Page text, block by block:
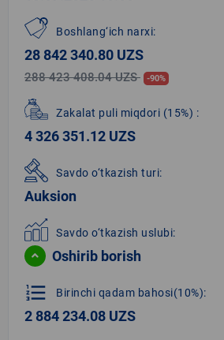
Boshlang‘ich narxi:
28 842 340.80 UZS
288 423 408.04 UZS -90%
Zakalat puli miqdori (15%) :
4 326 351.12 UZS
Savdo o‘tkazish turi:
Auksion
Savdo o‘tkazish uslubi:
Oshirib borish
format_list_numbered Birinchi qadam bahosi(10%):
2 884 234.08 UZS